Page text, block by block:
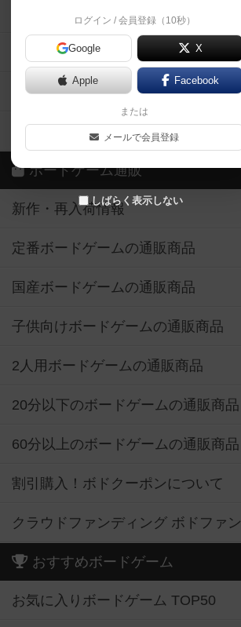
ログイン / 会員登録（10秒）
Google X
Apple Facebook
または
メールで会員登録
しばらく表示しない
掲示板・トピックス
ボドとも・会員一覧
ボードゲーム業界コラム
ボドゲーマご利用案内
ボードゲーム通販
新作・再入荷情報
定番ボードゲームの通販商品
国産ボードゲームの通販商品
子供向けボードゲームの通販商品
2人用ボードゲームの通販商品
20分以下のボードゲームの通販商品
60分以上のボードゲームの通販商品
割引購入！ボドクーポンについて
クラウドファンディング ボドファン
おすすめボードゲーム
お気に入りボードゲーム TOP50